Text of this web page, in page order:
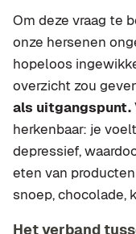
Om deze vraag te
onze hersenen
hopeloos
overzicht zou
als uitgangspunt.
herkenbaar: je
depressief,
eten van
snoep, chocolade,
Het verband